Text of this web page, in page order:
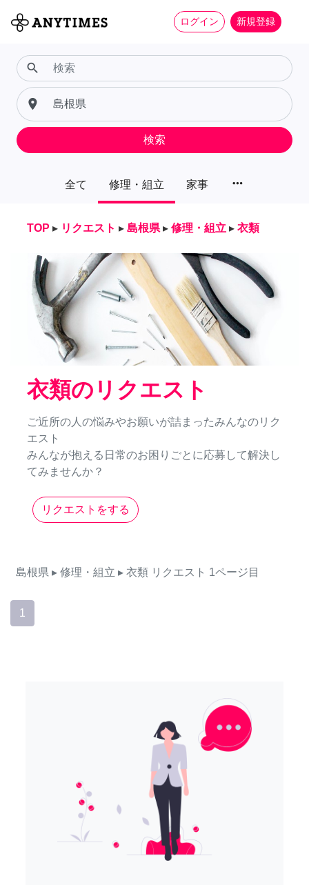
ログイン 新規登録
全て 修理・組立 家事 more_horiz
search
place
検索
TOP ▸ リクエスト ▸ 島根県 ▸ 修理・組立 ▸ 衣類
衣類のリクエスト
ご近所の人の悩みやお願いが詰まったみんなのリク
エスト
みんなが抱える日常のお困りごとに応募して解決し
てみませんか？
リクエストをする
島根県 ▸ 修理・組立 ▸ 衣類 リクエスト 1ページ目
1